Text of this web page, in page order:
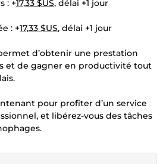
: +17,33 $US, délai +1 jour
: +17,33 $US, délai +1 jour
d’obtenir une prestation
et de gagner en productivité tout
pour profiter d’un service
et libérez-vous des tâches